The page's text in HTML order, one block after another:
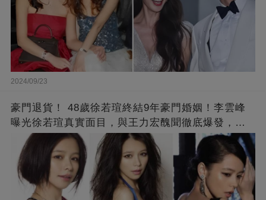
2024/09/23
豪門退貨！ 48歲徐若瑄終結9年豪門婚姻！李雲峰
曝光徐若瑄真實面目，與王力宏醜聞徹底爆發，原
來李靚蕾說的都是真的 ！